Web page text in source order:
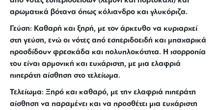
αρωματικά βότανα όπως κόλιανδρο και γλυκόριζα.
Γεύση: Καθαρή και ξηρή, με τον άρκευθο να κυριαρχεί
στη γεύση, ενώ οι νότες από εσπεριδοειδή και μπαχαρικά
προσδίδουν φρεσκάδα και πολυπλοκότητα. Η ισορροπία
του είναι αρμονική και ευχάριστη, με μια ελαφριά
πιπεράτη αίσθηση στο τελείωμα.
Τελείωμα: Ξηρό και καθαρό, με την ελαφριά πιπεράτη
αίσθηση να παραμένει και να προσθέτει μια ευχάριστη